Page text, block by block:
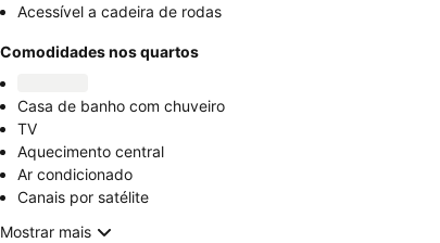
Acessível a cadeira de rodas
Comodidades nos quartos
Casa de banho com chuveiro
TV
Aquecimento central
Ar condicionado
Canais por satélite
Mostrar mais